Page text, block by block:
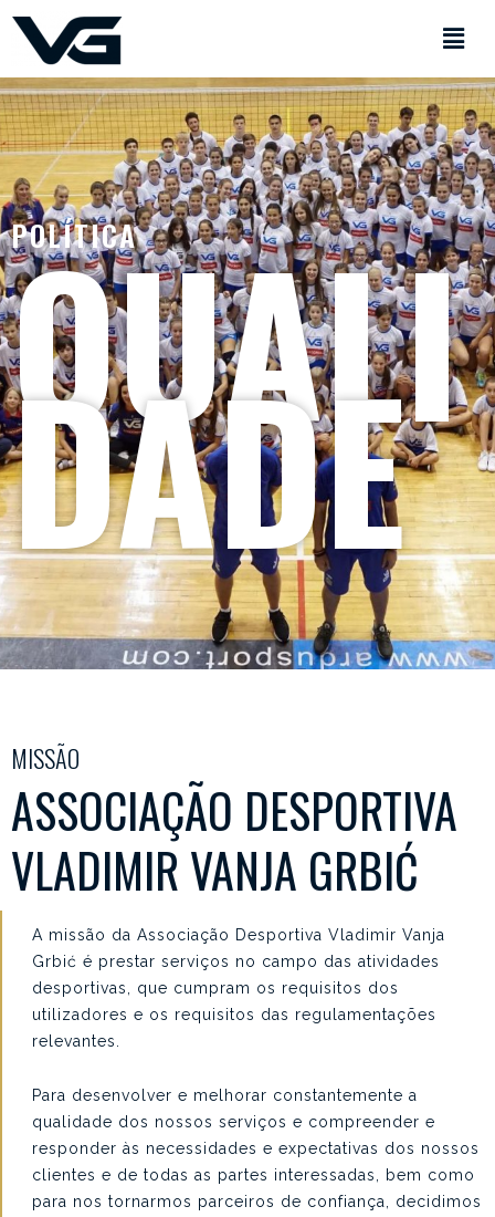
POLÍTICA
QUALI
DADE
MISSÃO
ASSOCIAÇÃO DESPORTIVA
VLADIMIR VANJA GRBIĆ
A missão da Associação Desportiva Vladimir Vanja
Grbić é prestar serviços no campo das atividades
desportivas, que cumpram os requisitos dos
utilizadores e os requisitos das regulamentações
relevantes.
Para desenvolver e melhorar constantemente a
qualidade dos nossos serviços e compreender e
responder às necessidades e expectativas dos nossos
clientes e de todas as partes interessadas, bem como
para nos tornarmos parceiros de confiança, decidimos